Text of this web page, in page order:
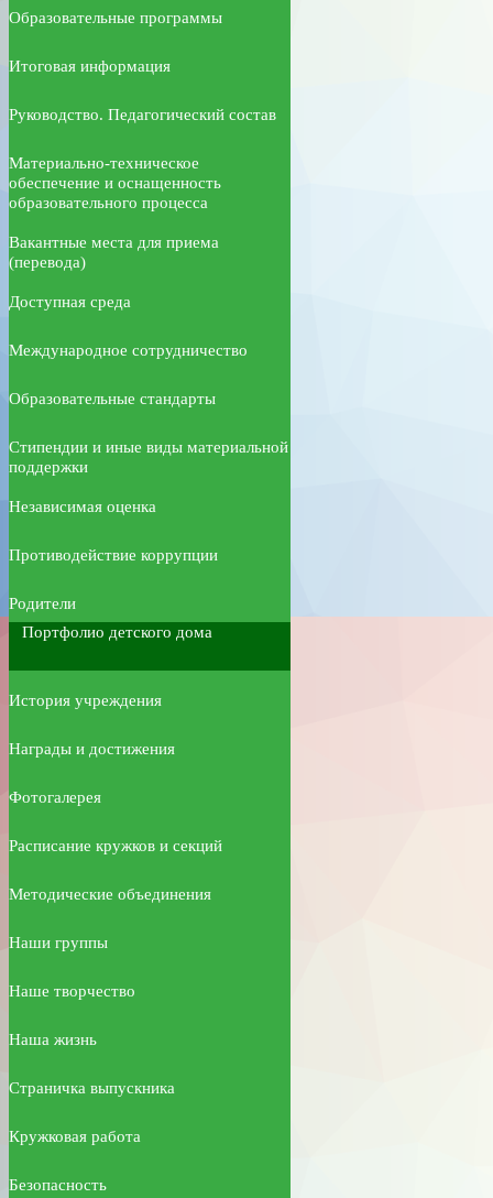
Образовательные программы
Итоговая информация
Руководство. Педагогический состав
Материально-техническое
обеспечение и оснащенность
образовательного процесса
Вакантные места для приема
(перевода)
Доступная среда
Международное сотрудничество
Образовательные стандарты
Стипендии и иные виды материальной
поддержки
Независимая оценка
Противодействие коррупции
Родители
Портфолио детского дома
История учреждения
Награды и достижения
Фотогалерея
Расписание кружков и секций
Методические объединения
Наши группы
Наше творчество
Наша жизнь
Страничка выпускника
Кружковая работа
Безопасность